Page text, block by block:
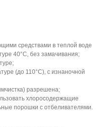
средствами в теплой воде
40°С, без замачивания;
(до 110°С), с изнаночной
разрешена;
хлоросодержащие
порошки с отбеливателями.
Возврат